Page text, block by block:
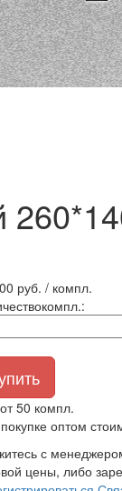
руб. / компл.
компл.:
50 компл.
оптом
с
цены, либо